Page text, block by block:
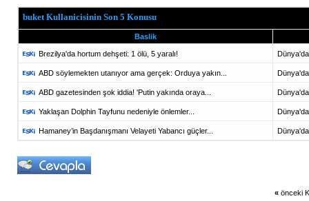
buket Kullanicisinin Son 5 Konusu
Baslik
Brezilya'da hortum dehşeti: 1 ölü, 5 yaralı!
ABD söylemekten utanıyor ama gerçek: Orduya yakın...
ABD gazetesinden şok iddia! 'Putin yakında oraya...
Yaklaşan Dolphin Tayfunu nedeniyle önlemler...
Hamaney’in Başdanışmanı Velayeti Yabancı güçler...
« önceki